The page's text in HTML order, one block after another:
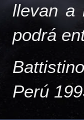
llevan a
podrá
Perú